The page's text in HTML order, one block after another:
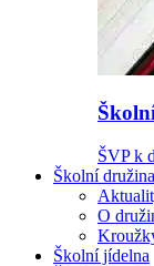
ŠVP k
Školní družina
O
Školní jídelna